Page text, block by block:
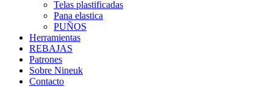
Telas plastificadas
Pana elastica
PUÑOS
Herramientas
REBAJAS
Patrones
Sobre Nineuk
Contacto